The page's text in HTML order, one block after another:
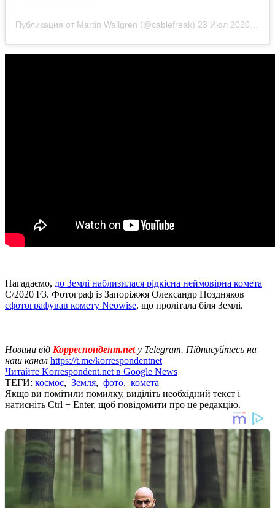
Публикация от Martin Wallgren (@cablefreak) 23 Июл 2020 в 3:28 PDT
Нагадаємо, до Землі наблизилася рідкісна неймовірна комета
C/2020 F3. Фотограф із Запоріжжя Олександр Поздняков
сфотографував комету Neowise, що пролітала біля Землі.
Новини від Корреспондент.net у Telegram. Підписуйтесь на
наш канал https://t.me/korrespondentnet
Читайте Korrespondent.net в Google News
ТЕГИ: космос, Земля, фото, комета
Якщо ви помітили помилку, виділіть необхідний текст і
натисніть Ctrl + Enter, щоб повідомити про це редакцію.